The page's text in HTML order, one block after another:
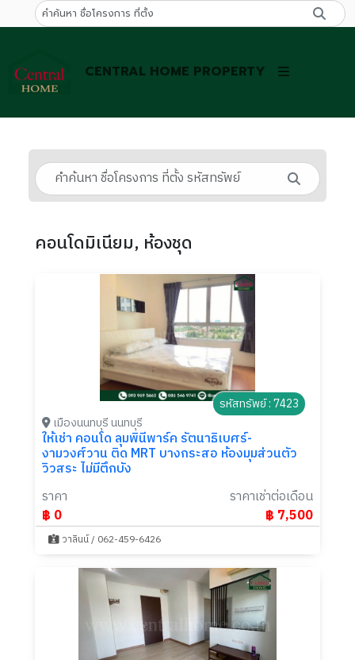
CENTRAL HOME PROPERTY
คอนโดมิเนียม, ห้องชุด
รหัสทรัพย์ : 7423
เมืองนนทบุรี นนทบุรี
ให้เช่า คอนโด ลุมพินีพาร์ค รัตนาธิเบศร์-
งามวงศ์วาน ติด MRT บางกระสอ ห้องมุมส่วนตัว
วิวสระ ไม่มีตึกบัง
ราคา
฿ 0
ราคาเช่าต่อเดือน
฿ 7,500
วาลินน์ / 062-459-6426